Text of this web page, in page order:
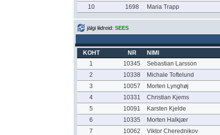
10
1698 Maria Trapp
jälgi liidreid: SEES
KOHT NR
NIMI
1
10345
Sebastian Larsson
2
10338
Michale Toftelund
3
10057
Morten Lynghøj
4
10331
Christian Kjems
5
10091
Karsten Kjelde
6
10335
Morten Halkjær
7
10062
Viktor Cherednikov